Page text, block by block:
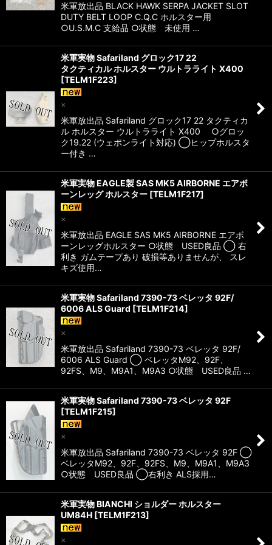
米軍放出品 BLACK HAWK SERPA JACKET SLOT
DUTY BELT LOOP C.Q.C ホルスター用
○U.S.M.C 支給品 ○状態 未使用 …
米軍実物 Safariland グロック17 22
タクティカル ホルスター ウルトラライト X400
[TELM1F223]
×
米軍放出品 Safariland グロック17 22 タクティカ
ル ホルスター ウルトラライト X400 ○グロッ
ク19.22 (ウェポンライト対応) ◯ヒップホルスタ
ー付き …
米軍実物 EAGLE製 SAS MK5 AIRBORNE エアボ
ーンレッグ ホルスター [TELM1F217]
×
米軍放出品 EAGLE SAS MK5 AIRBORNE エアボ
ーンレッグホルスター ○状態 USED良品 ◯ 右
利き ガムテープあり 破損等ありませんが、 スレ
キズ使用…
米軍実物 Safariland 7390-73 ベレッタ 92F/
6006 ALS Guard [TELM1F214]
×
米軍放出品 Safariland 7390-73 ベレッタ 92F/
6006 ALS Guard ◯ ベレッタM92、92F、
92FS、M9、M9A1、M9A3 ○状態 USED良品 …
米軍実物 Safariland 7390-73 ベレッタ 92F
[TELM1F215]
×
米軍放出品 Safariland 7390-73 ベレッタ 92F ◯
ベレッタM92、92F、92FS、M9、M9A1、M9A3
○状態 USED良品 ◯右利き ALS採用…
米軍実物 BIANCHI ショルダー ホルスター
UM84H [TELM1F213]
×